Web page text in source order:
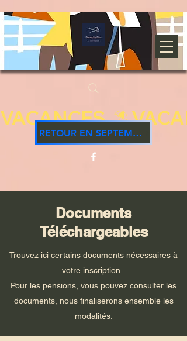
VACANCES
RETOUR EN SEPTEMBRE
Documents
Téléchargeables
Trouvez ici certains documents nécessaires à
votre inscription .
Pour les pensions, vous pouvez consulter les
documents, nous finaliserons ensemble les
modalités.